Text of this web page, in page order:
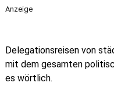
Anzeige
Delegationsreisen von
mit dem gesamten
es wörtlich.